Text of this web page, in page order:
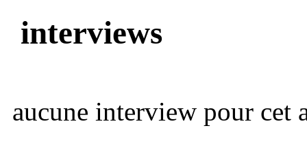
interviews
aucune interview pour cet